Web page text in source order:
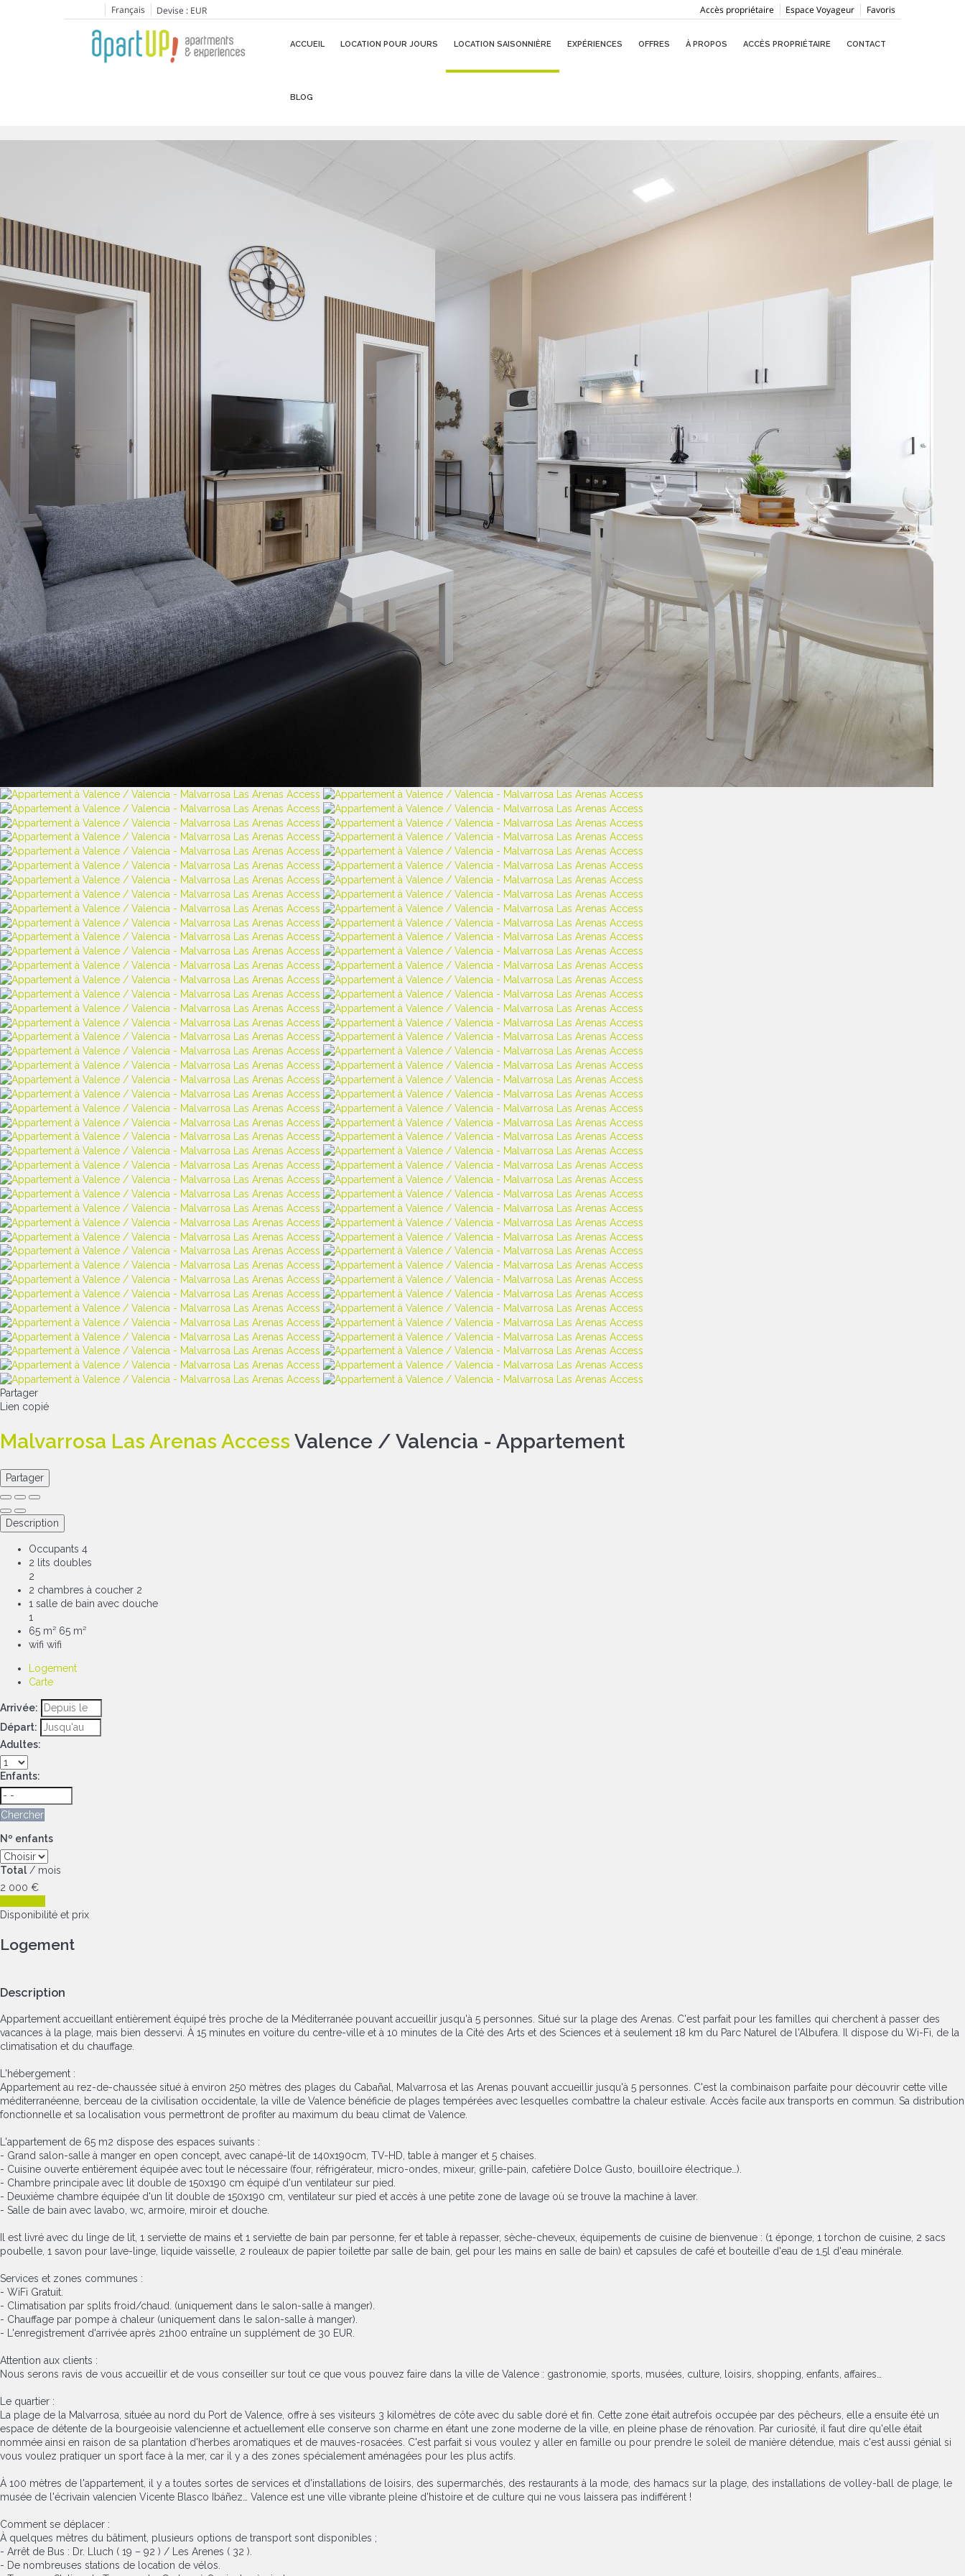
Français Devise : EUR Favoris
Espace Voyageur
Accès propriétaire
ACCUEIL LOCATION POUR JOURS LOCATION SAISONNIÈRE EXPÉRIENCES OFFRES À PROPOS ACCÈS PROPRIÉTAIRE CONTACT
BLOG
Partager
Lien copié
Malvarrosa Las Arenas AccessValence / Valencia - Appartement
Partager
Description
Occupants 4
2 lits doubles
2
2 chambres à coucher 2
1 salle de bain avec douche
1
65 m² 65 m²
wifi wifi
Logement
Carte
Arrivée:
Départ:
Adultes:
Enfants:
Chercher
Nº enfants
Total / mois
2 000 €
Disponibilité et prix
Logement
Description
Appartement accueillant entièrement équipé très proche de la Méditerranée pouvant accueillir jusqu'à 5 personnes. Situé sur la plage des Arenas. C'est parfait pour les familles qui cherchent à passer des
vacances à la plage, mais bien desservi. À 15 minutes en voiture du centre-ville et à 10 minutes de la Cité des Arts et des Sciences et à seulement 18 km du Parc Naturel de l'Albufera. Il dispose du Wi-Fi, de la
climatisation et du chauffage.
L'hébergement :
Appartement au rez-de-chaussée situé à environ 250 mètres des plages du Cabañal, Malvarrosa et las Arenas pouvant accueillir jusqu'à 5 personnes. C'est la combinaison parfaite pour découvrir cette ville
méditerranéenne, berceau de la civilisation occidentale, la ville de Valence bénéficie de plages tempérées avec lesquelles combattre la chaleur estivale. Accès facile aux transports en commun. Sa distribution
fonctionnelle et sa localisation vous permettront de profiter au maximum du beau climat de Valence.
L'appartement de 65 m2 dispose des espaces suivants :
- Grand salon-salle à manger en open concept, avec canapé-lit de 140x190cm, TV-HD, table à manger et 5 chaises.
- Cuisine ouverte entièrement équipée avec tout le nécessaire (four, réfrigérateur, micro-ondes, mixeur, grille-pain, cafetière Dolce Gusto, bouilloire électrique…).
- Chambre principale avec lit double de 150x190 cm équipé d'un ventilateur sur pied.
- Deuxième chambre équipée d'un lit double de 150x190 cm, ventilateur sur pied et accès à une petite zone de lavage où se trouve la machine à laver.
- Salle de bain avec lavabo, wc, armoire, miroir et douche.
Il est livré avec du linge de lit, 1 serviette de mains et 1 serviette de bain par personne, fer et table à repasser, sèche-cheveux, équipements de cuisine de bienvenue : (1 éponge, 1 torchon de cuisine, 2 sacs
poubelle, 1 savon pour lave-linge, liquide vaisselle, 2 rouleaux de papier toilette par salle de bain, gel pour les mains en salle de bain) et capsules de café et bouteille d'eau de 1,5l d'eau minérale.
Services et zones communes :
- WiFi Gratuit.
- Climatisation par splits froid/chaud. (uniquement dans le salon-salle à manger).
- Chauffage par pompe à chaleur (uniquement dans le salon-salle à manger).
- L'enregistrement d'arrivée après 21h00 entraîne un supplément de 30 EUR.
Attention aux clients :
Nous serons ravis de vous accueillir et de vous conseiller sur tout ce que vous pouvez faire dans la ville de Valence : gastronomie, sports, musées, culture, loisirs, shopping, enfants, affaires…
Le quartier :
La plage de la Malvarrosa, située au nord du Port de Valence, offre à ses visiteurs 3 kilomètres de côte avec du sable doré et fin. Cette zone était autrefois occupée par des pêcheurs, elle a ensuite été un
espace de détente de la bourgeoisie valencienne et actuellement elle conserve son charme en étant une zone moderne de la ville, en pleine phase de rénovation. Par curiosité, il faut dire qu'elle était
nommée ainsi en raison de sa plantation d'herbes aromatiques et de mauves-rosacées. C'est parfait si vous voulez y aller en famille ou pour prendre le soleil de manière détendue, mais c'est aussi génial si
vous voulez pratiquer un sport face à la mer, car il y a des zones spécialement aménagées pour les plus actifs.
À 100 mètres de l'appartement, il y a toutes sortes de services et d'installations de loisirs, des supermarchés, des restaurants à la mode, des hamacs sur la plage, des installations de volley-ball de plage, le
musée de l'écrivain valencien Vicente Blasco Ibáñez… Valence est une ville vibrante pleine d'histoire et de culture qui ne vous laissera pas indifférent !
Comment se déplacer :
À quelques mètres du bâtiment, plusieurs options de transport sont disponibles ;
- Arrêt de Bus : Dr. Lluch ( 19 – 92 ) / Les Arenes ( 32 ).
- De nombreuses stations de location de vélos.